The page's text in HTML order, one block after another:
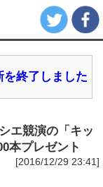
を終了しました
エ競演の「キッ
本プレゼント
[2016/12/29 23:41]